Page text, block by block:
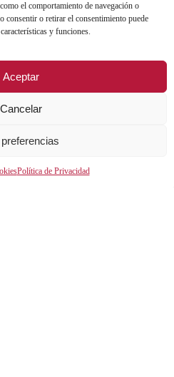
el comportamiento de navegación o
consentir o retirar el consentimiento puede
y funciones.
Aceptar
Cancelar
Política de Privacidad